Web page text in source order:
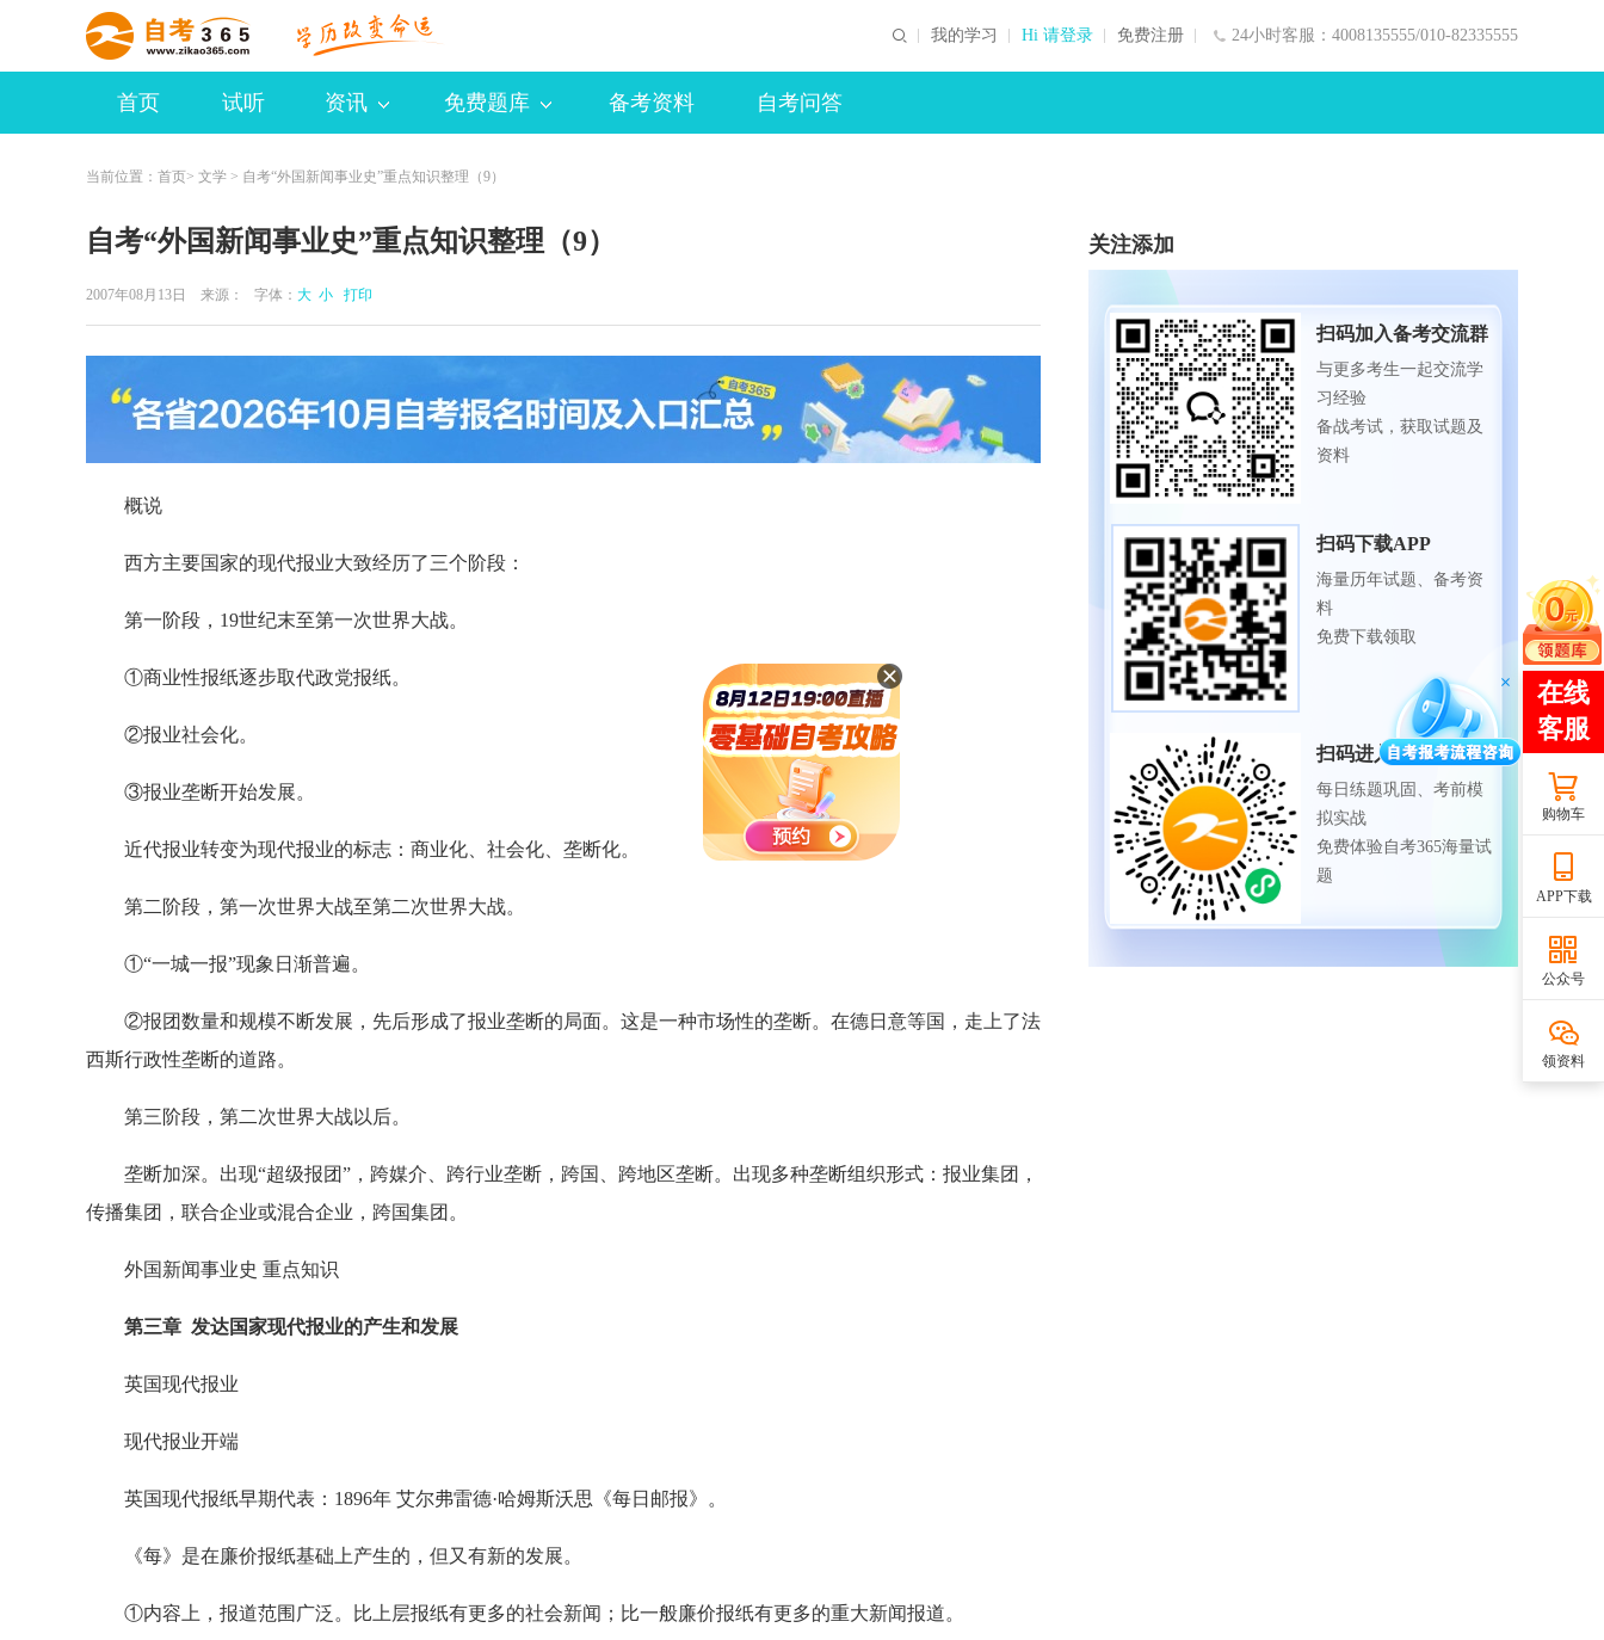
24小时客服：4008135555/010-82335555
我的学习 Hi 请登录 免费注册
首页 试听 资讯 免费题库 备考资料 自考问答
当前位置： 首页> 文学 > 自考“外国新闻事业史”重点知识整理（9）
自考“外国新闻事业史”重点知识整理（9）
2007年08月13日 来源： 字体： 大 小 打印
概说
西方主要国家的现代报业大致经历了三个阶段：
第一阶段，19世纪末至第一次世界大战。
①商业性报纸逐步取代政党报纸。
②报业社会化。
③报业垄断开始发展。
近代报业转变为现代报业的标志：商业化、社会化、垄断化。
第二阶段，第一次世界大战至第二次世界大战。
①“一城一报”现象日渐普遍。
②报团数量和规模不断发展，先后形成了报业垄断的局面。这是一种市场性的垄断。在德日意等国，走上了法
西斯行政性垄断的道路。
第三阶段，第二次世界大战以后。
垄断加深。出现“超级报团”，跨媒介、跨行业垄断，跨国、跨地区垄断。出现多种垄断组织形式：报业集团，
传播集团，联合企业或混合企业，跨国集团。
外国新闻事业史 重点知识
第三章 发达国家现代报业的产生和发展
英国现代报业
现代报业开端
英国现代报纸早期代表：1896年 艾尔弗雷德·哈姆斯沃思《每日邮报》。
《每》是在廉价报纸基础上产生的，但又有新的发展。
①内容上，报道范围广泛。比上层报纸有更多的社会新闻；比一般廉价报纸有更多的重大新闻报道。
关注添加
扫码加入备考交流群
与更多考生一起交流学
习经验
备战考试，获取试题及
资料
扫码下载APP
海量历年试题、备考资
料
免费下载领取
扫码进入微信小程序
每日练题巩固、考前模
拟实战
免费体验自考365海量试
题
购物车
APP下载
公众号
领资料